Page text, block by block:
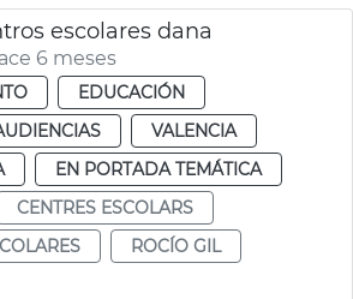
escolares dana
6 meses
EDUCACIÓN
VALENCIA
EN PORTADA TEMÁTICA
CENTRES ESCOLARS
ROCÍO GIL